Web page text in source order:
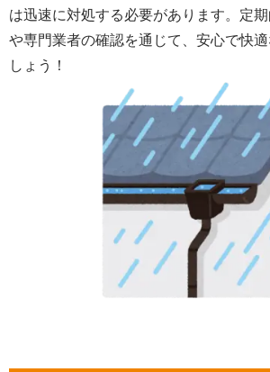
は迅速に対処する必要があります。定
や専門業者の確認を通じて、安心で快
しょう！